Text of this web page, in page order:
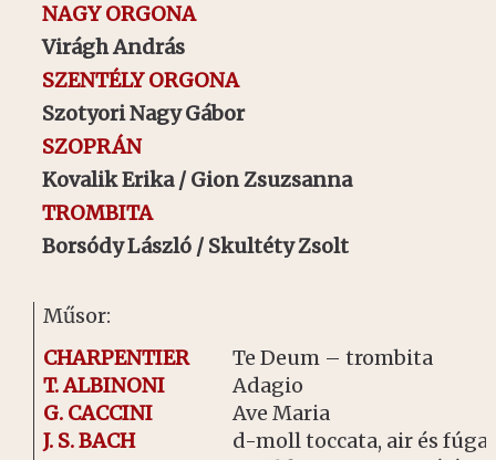
NAGY ORGONA
VirághAndrás
SZENTÉLY ORGONA
Szotyori Nagy Gábor
SZOPRÁN
Kovalik Erika / Gion Zsuzsanna
TROMBITA
Borsódy László / Skultéty Zsolt
Műsor:
CHARPENTIER
Te Deum – trombita
T. ALBINONI
Adagio
G. CACCINI
Ave Maria
J. S. BACH
d-moll toccata, air és fúga